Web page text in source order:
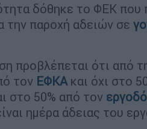
δόθηκε το ΦΕΚ που
την παροχή αδειών σε
προβλέπεται ότι από
τον ΕΦΚΑ και όχι στο
στο 50% από τον
ημέρα άδειας του